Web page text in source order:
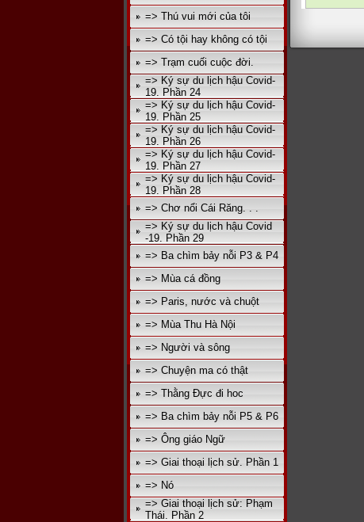
=> Thú vui mới của tôi
=> Có tội hay không có tội
=> Trạm cuối cuộc đời.
=> Ký sự du lịch hậu Covid-
19. Phần 24
=> Ký sự du lịch hậu Covid-
19. Phần 25
=> Ký sự du lịch hậu Covid-
19. Phần 26
=> Ký sự du lịch hậu Covid-
19. Phần 27
=> Ký sự du lịch hậu Covid-
19. Phần 28
=> Chơ nổi Cái Răng. . .
=> Ký sự du lịch hậu Covid
-19. Phần 29
=> Ba chìm bảy nỗi P3 & P4
=> Mùa cá đồng
=> Paris, nước và chuột
=> Mùa Thu Hà Nội
=> Người và sông
=> Chuyện ma có thật
=> Thằng Đực đi hoc
=> Ba chìm bảy nỗi P5 & P6
=> Ông giáo Ngữ
=> Giai thoại lịch sử. Phần 1
=> Nó
=> Giai thoại lịch sử: Phạm
Thái. Phần 2